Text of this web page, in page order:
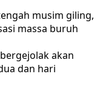
musim giling,
massa buruh
akan
dan hari